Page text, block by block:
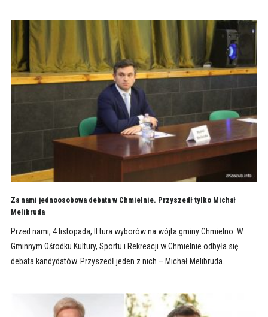
Za nami jednoosobowa debata w Chmielnie. Przyszedł tylko Michał
Melibruda
Przed nami, 4 listopada, II tura wyborów na wójta gminy Chmielno. W
Gminnym Ośrodku Kultury, Sportu i Rekreacji w Chmielnie odbyła się
debata kandydatów. Przyszedł jeden z nich – Michał Melibruda.